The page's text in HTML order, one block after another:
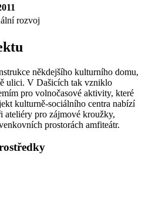
rozvoj
někdejšího kulturního domu,
ulici. V Dašicích tak vzniklo
pro volnočasové aktivity, které
kulturně-sociálního centra nabízí
pro zájmové kroužky,
prostorách amfiteátr.